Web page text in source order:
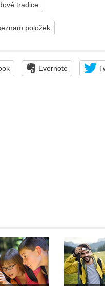
tradice
položek
Evernote